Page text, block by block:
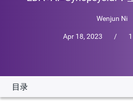
Wenjun Ni
Apr 18, 2023 /
目录